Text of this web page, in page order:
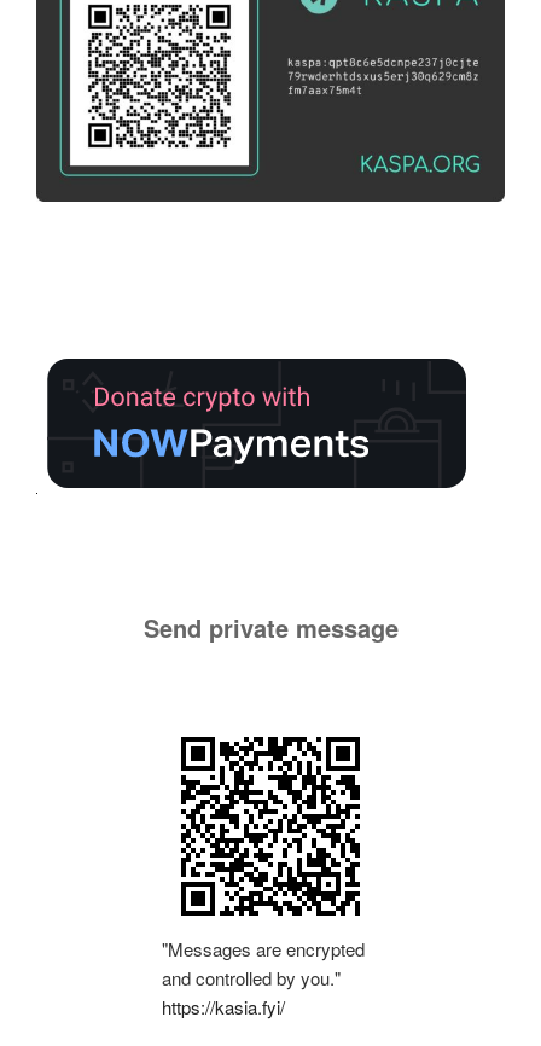
Send private message
"Messages are encrypted
and controlled by you."
https://kasia.fyi/